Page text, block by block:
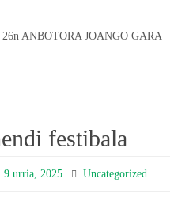
ANBOTORA JOANGO GARA
festibala
9 urria, 2025 Uncategorized